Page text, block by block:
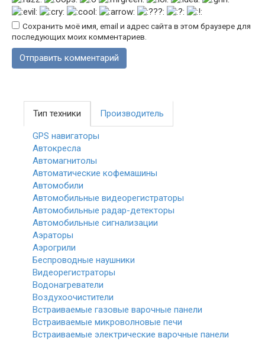
Сохранить моё имя, email и адрес сайта в этом браузере для
последующих моих комментариев.
Тип техники Производитель
GPS навигаторы
Автокресла
Автомагнитолы
Автоматические кофемашины
Автомобили
Автомобильные видеорегистраторы
Автомобильные радар-детекторы
Автомобильные сигнализации
Аэраторы
Аэрогрили
Беспроводные наушники
Видеорегистраторы
Водонагреватели
Воздухоочистители
Встраиваемые газовые варочные панели
Встраиваемые микроволновые печи
Встраиваемые электрические варочные панели